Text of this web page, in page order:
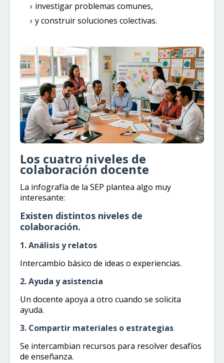
investigar problemas comunes,
y construir soluciones colectivas.
Los cuatro niveles de
colaboración docente
La infografía de la SEP plantea algo muy
interesante:
Existen distintos niveles de
colaboración.
1. Análisis y relatos
Intercambio básico de ideas o experiencias.
2. Ayuda y asistencia
Un docente apoya a otro cuando se solicita
ayuda.
3. Compartir materiales o estrategias
Se intercambian recursos para resolver desafíos
de enseñanza.